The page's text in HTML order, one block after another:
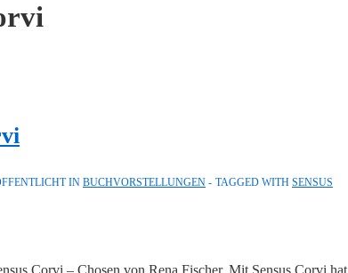
IN BUCHVORSTELLUNGEN TAGGED WITH SENSUS